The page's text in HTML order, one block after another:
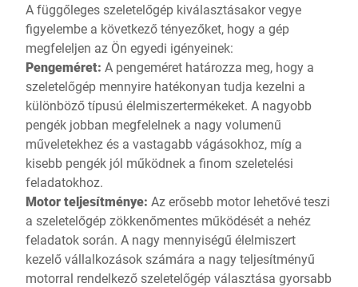
A függőleges szeletelőgép kiválasztásakor vegye
figyelembe a következő tényezőket, hogy a gép
megfeleljen az Ön egyedi igényeinek:
Pengeméret: A pengeméret határozza meg, hogy a
szeletelőgép mennyire hatékonyan tudja kezelni a
különböző típusú élelmiszertermékeket. A nagyobb
pengék jobban megfelelnek a nagy volumenű
műveletekhez és a vastagabb vágásokhoz, míg a
kisebb pengék jól működnek a finom szeletelési
feladatokhoz.
Motor teljesítménye: Az erősebb motor lehetővé teszi
a szeletelőgép zökkenőmentes működését a nehéz
feladatok során. A nagy mennyiségű élelmiszert
kezelő vállalkozások számára a nagy teljesítményű
motorral rendelkező szeletelőgép választása gyorsabb